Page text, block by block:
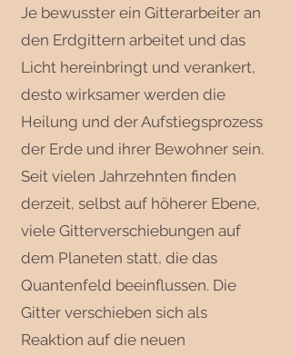
Je bewusster ein Gitterarbeiter an
den Erdgittern arbeitet und das
Licht hereinbringt und verankert,
desto wirksamer werden die
Heilung und der Aufstiegsprozess
der Erde und ihrer Bewohner sein.
Seit vielen Jahrzehnten finden
derzeit, selbst auf höherer Ebene,
viele Gitterverschiebungen auf
dem Planeten statt, die das
Quantenfeld beeinflussen. Die
Gitter verschieben sich als
Reaktion auf die neuen